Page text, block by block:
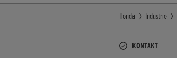
Honda Industrie
KONTAKT